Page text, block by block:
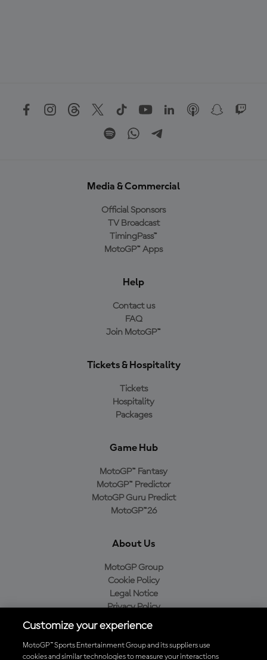
Media & Commercial
Official Sponsors
TV Broadcast
TimingPass™
MotoGP™ Apps
Help
Contact us
FAQ
Join MotoGP™
Tickets & Hospitality
Tickets
Hospitality
Packages
Game Hub
MotoGP™ Fantasy
MotoGP™ Predictor
MotoGP Guru Predict
MotoGP™26
About Us
MotoGP Group
Cookie Policy
Legal Notice
Privacy Policy
Purchase Policy
Customize your experience
MotoGP™ Sports Entertainment Group and its suppliers use
cookies and similar technologies to measure your interactions